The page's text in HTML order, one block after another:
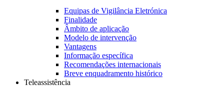
Equipas de Vigilância Eletrónica
Finalidade
Âmbito de aplicação
Modelo de intervenção
Vantagens
Informação específica
Recomendações internacionais
Breve enquadramento histórico
Teleassistência